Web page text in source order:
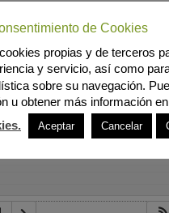
de Cookies
propias y de terceros
y servicio, así como
sobre su navegación.
u obtener más información
Aceptar Cancelar